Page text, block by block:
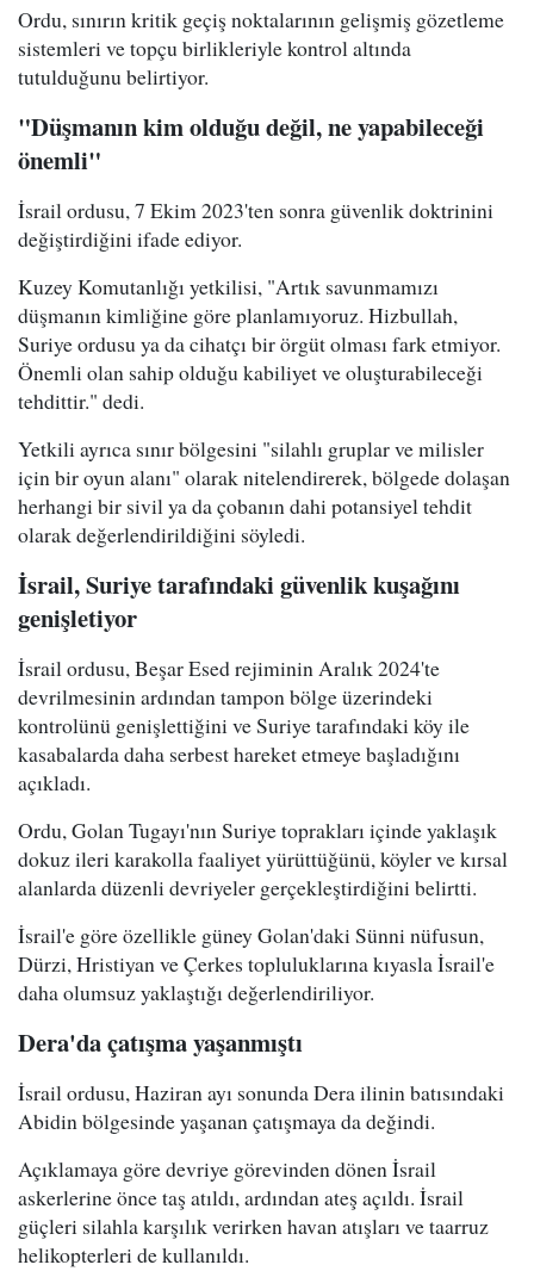
Ordu, sınırın kritik geçiş noktalarının gelişmiş gözetleme
sistemleri ve topçu birlikleriyle kontrol altında
tutulduğunu belirtiyor.
"Düşmanın kim olduğu değil, ne yapabileceği
önemli"
İsrail ordusu, 7 Ekim 2023'ten sonra güvenlik doktrinini
değiştirdiğini ifade ediyor.
Kuzey Komutanlığı yetkilisi, "Artık savunmamızı
düşmanın kimliğine göre planlamıyoruz. Hizbullah,
Suriye ordusu ya da cihatçı bir örgüt olması fark etmiyor.
Önemli olan sahip olduğu kabiliyet ve oluşturabileceği
tehdittir." dedi.
Yetkili ayrıca sınır bölgesini "silahlı gruplar ve milisler
için bir oyun alanı" olarak nitelendirerek, bölgede dolaşan
herhangi bir sivil ya da çobanın dahi potansiyel tehdit
olarak değerlendirildiğini söyledi.
İsrail, Suriye tarafındaki güvenlik kuşağını
genişletiyor
İsrail ordusu, Beşar Esed rejiminin Aralık 2024'te
devrilmesinin ardından tampon bölge üzerindeki
kontrolünü genişlettiğini ve Suriye tarafındaki köy ile
kasabalarda daha serbest hareket etmeye başladığını
açıkladı.
Ordu, Golan Tugayı'nın Suriye toprakları içinde yaklaşık
dokuz ileri karakolla faaliyet yürüttüğünü, köyler ve kırsal
alanlarda düzenli devriyeler gerçekleştirdiğini belirtti.
İsrail'e göre özellikle güney Golan'daki Sünni nüfusun,
Dürzi, Hristiyan ve Çerkes topluluklarına kıyasla İsrail'e
daha olumsuz yaklaştığı değerlendiriliyor.
Dera'da çatışma yaşanmıştı
İsrail ordusu, Haziran ayı sonunda Dera ilinin batısındaki
Abidin bölgesinde yaşanan çatışmaya da değindi.
Açıklamaya göre devriye görevinden dönen İsrail
askerlerine önce taş atıldı, ardından ateş açıldı. İsrail
güçleri silahla karşılık verirken havan atışları ve taarruz
helikopterleri de kullanıldı.